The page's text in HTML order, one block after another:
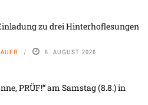
zu drei Hinterhoflesungen
6. AUGUST 2026
PRÜF!“ am Samstag (8.8.) in